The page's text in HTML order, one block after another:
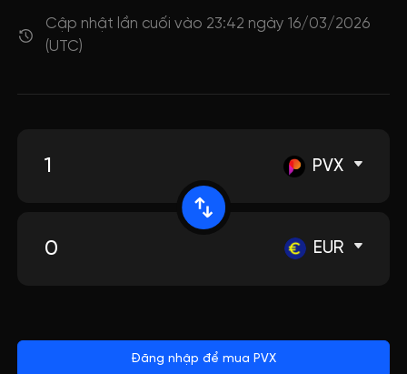
Cập nhật lần cuối vào 23:42 ngày 16/03/2026
(UTC)
PVX
EUR
Đăng nhập để mua PVX